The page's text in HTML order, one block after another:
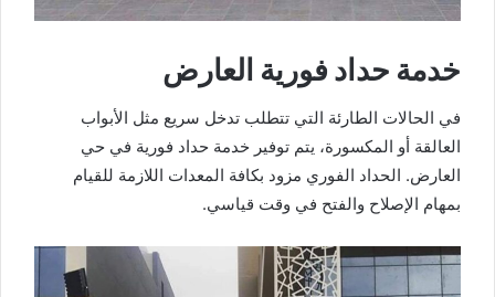
خدمة حداد فورية العارض
في الحالات الطارئة التي تتطلب تدخل سريع مثل الأبواب
العالقة أو المكسورة، يتم توفير خدمة حداد فورية في حي
العارض. الحداد الفوري مزود بكافة المعدات اللازمة للقيام
بمهام الإصلاح والفتح في وقت قياسي.